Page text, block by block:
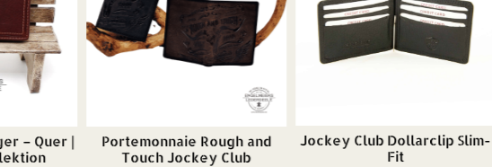
– Quer |
Portemonnaie Rough and
Touch Jockey Club
Jockey Club Dollarclip Slim-
Fit